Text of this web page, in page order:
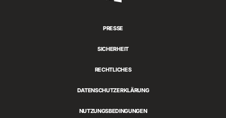
PRESSE
SICHERHEIT
RECHTLICHES
DATENSCHUTZERKLÄRUNG
NUTZUNGSBEDINGUNGEN